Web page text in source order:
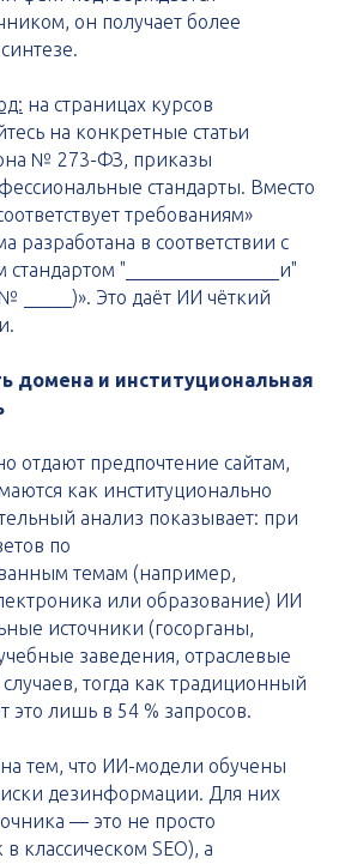
он получает более
на страницах курсов
на конкретные статьи
№ 273-ФЗ, приказы
стандарты. Вместо
требованиям»
разработана в соответствии с
"________________и"
_____)». Это даёт ИИ чёткий
домена и институциональная
отдают предпочтение сайтам,
как институционально
анализ показывает: при
по
темам (например,
или образование) ИИ
источники (госорганы,
заведения, отраслевые
тогда как традиционный
это лишь в 54 % запросов.
тем, что ИИ-модели обучены
дезинформации. Для них
— это не просто
классическом SEO), а